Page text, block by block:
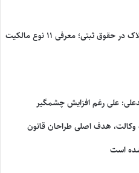
انواع مالکیت املاک در حقوق ثبتی؛ معرفی ۱۱ نوع مالکیت
علی رغم افزایش چشمگیر
هدف اصلی طراحان قانون
است